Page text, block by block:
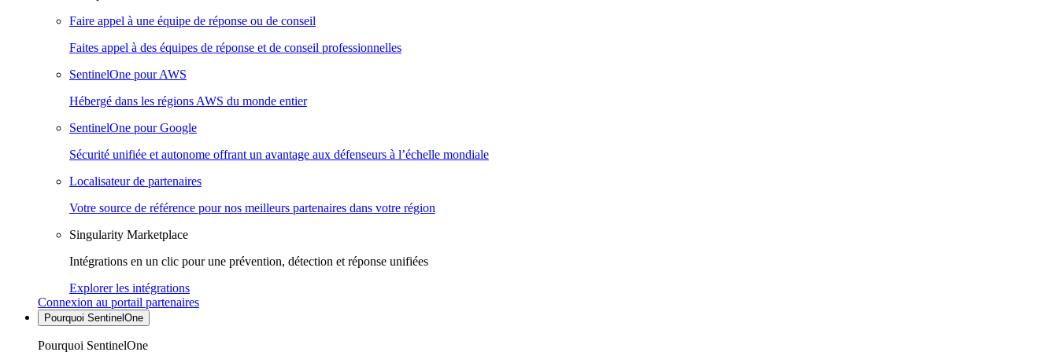
Faire appel à une équipe de réponse ou de conseil
Faites appel à des équipes de réponse et de conseil professionnelles
SentinelOne pour AWS
Hébergé dans les régions AWS du monde entier
SentinelOne pour Google
Sécurité unifiée et autonome offrant un avantage aux défenseurs à l’échelle mondiale
Localisateur de partenaires
Votre source de référence pour nos meilleurs partenaires dans votre région
Singularity Marketplace
Intégrations en un clic pour une prévention, détection et réponse unifiées
Explorer les intégrations
Connexion au portail partenaires
Pourquoi SentinelOne
Pourquoi SentinelOne